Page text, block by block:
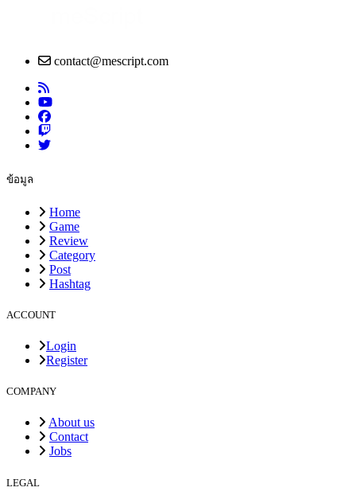
contact@mescript.com
ข้อมูล
Home
Game
Review
Category
Post
Hashtag
ACCOUNT
Login
Register
COMPANY
About us
Contact
Jobs
LEGAL